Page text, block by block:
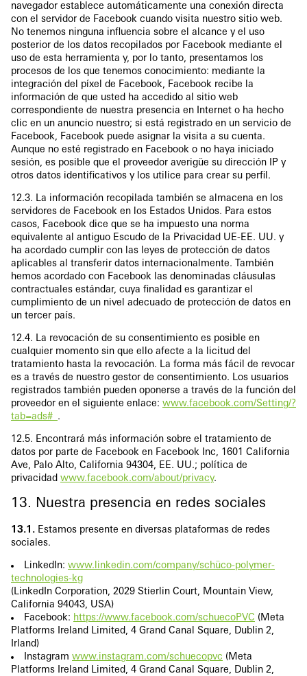
navegador establece automáticamente una conexión directa
con el servidor de Facebook cuando visita nuestro sitio web.
No tenemos ninguna influencia sobre el alcance y el uso
posterior de los datos recopilados por Facebook mediante el
uso de esta herramienta y, por lo tanto, presentamos los
procesos de los que tenemos conocimiento: mediante la
integración del píxel de Facebook, Facebook recibe la
información de que usted ha accedido al sitio web
correspondiente de nuestra presencia en Internet o ha hecho
clic en un anuncio nuestro; si está registrado en un servicio de
Facebook, Facebook puede asignar la visita a su cuenta.
Aunque no esté registrado en Facebook o no haya iniciado
sesión, es posible que el proveedor averigüe su dirección IP y
otros datos identificativos y los utilice para crear su perfil.
12.3. La información recopilada también se almacena en los
servidores de Facebook en los Estados Unidos. Para estos
casos, Facebook dice que se ha impuesto una norma
equivalente al antiguo Escudo de la Privacidad UE-EE. UU. y
ha acordado cumplir con las leyes de protección de datos
aplicables al transferir datos internacionalmente. También
hemos acordado con Facebook las denominadas cláusulas
contractuales estándar, cuya finalidad es garantizar el
cumplimiento de un nivel adecuado de protección de datos en
un tercer país.
12.4. La revocación de su consentimiento es posible en
cualquier momento sin que ello afecte a la licitud del
tratamiento hasta la revocación. La forma más fácil de revocar
es a través de nuestro gestor de consentimiento. Los usuarios
registrados también pueden oponerse a través de la función del
proveedor en el siguiente enlace: www.facebook.com/Setting/?
tab=ads#_ .
12.5. Encontrará más información sobre el tratamiento de
datos por parte de Facebook en Facebook Inc, 1601 California
Ave, Palo Alto, California 94304, EE. UU.; política de
privacidad www.facebook.com/about/privacy.
13. Nuestra presencia en redes sociales
13.1. Estamos presente en diversas plataformas de redes
sociales.
LinkedIn: www.linkedin.com/company/schüco-polymer-
technologies-kg
(LinkedIn Corporation, 2029 Stierlin Court, Mountain View,
California 94043, USA)
Facebook: https://www.facebook.com/schuecoPVC (Meta
Platforms Ireland Limited, 4 Grand Canal Square, Dublin 2,
Irland)
Instagram www.instagram.com/schuecopvc (Meta
Platforms Ireland Limited, 4 Grand Canal Square, Dublin 2,